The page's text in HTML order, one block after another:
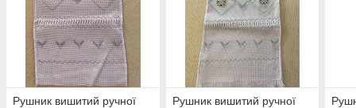
Рушник вишитий ручної
Рушник вишитий ручної